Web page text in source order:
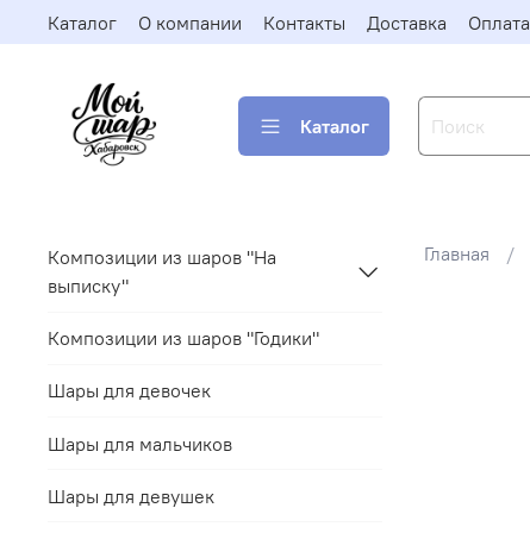
Каталог О компании Контакты Доставка Оплата
Каталог
Главная
Композиции из шаров "На
выписку"
Композиции из шаров "Годики"
Шары для девочек
Шары для мальчиков
Шары для девушек